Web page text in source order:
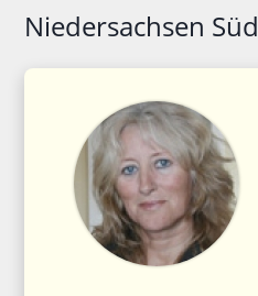
Niedersachsen Süd